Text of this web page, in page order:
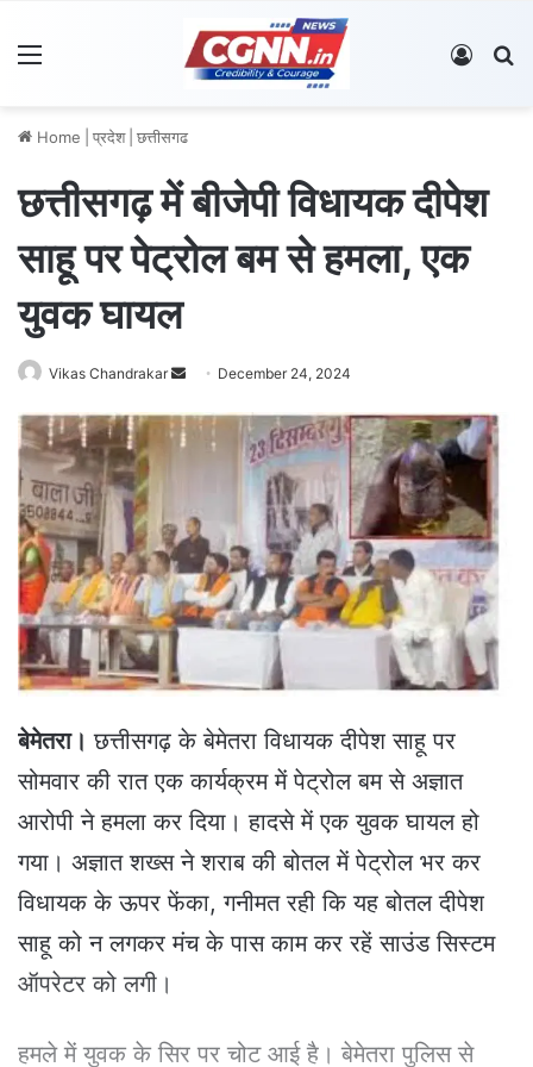
Log In
Home प्रदेश छत्तीसगढ
छत्तीसगढ़ में बीजेपी विधायक दीपेश
साहू पर पेट्रोल बम से हमला, एक
युवक घायल
Vikas Chandrakar
n
n
e
m
a
i
December 24, 2024
बेमेतरा। छत्तीसगढ़ के बेमेतरा विधायक दीपेश साहू पर
सोमवार की रात एक कार्यक्रम में पेट्रोल बम से अज्ञात
आरोपी ने हमला कर दिया। हादसे में एक युवक घायल हो
गया। अज्ञात शख्स ने शराब की बोतल में पेट्रोल भर कर
विधायक के ऊपर फेंका, गनीमत रही कि यह बोतल दीपेश
साहू को न लगकर मंच के पास काम कर रहें साउंड सिस्टम
ऑपरेटर को लगी।
हमले में युवक के सिर पर चोट आई है।बेमेतरा पुलिस से